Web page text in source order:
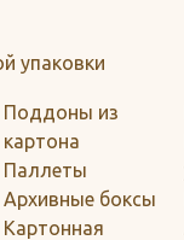
Поддоны из
картона
Паллеты
Архивные боксы
Картонная